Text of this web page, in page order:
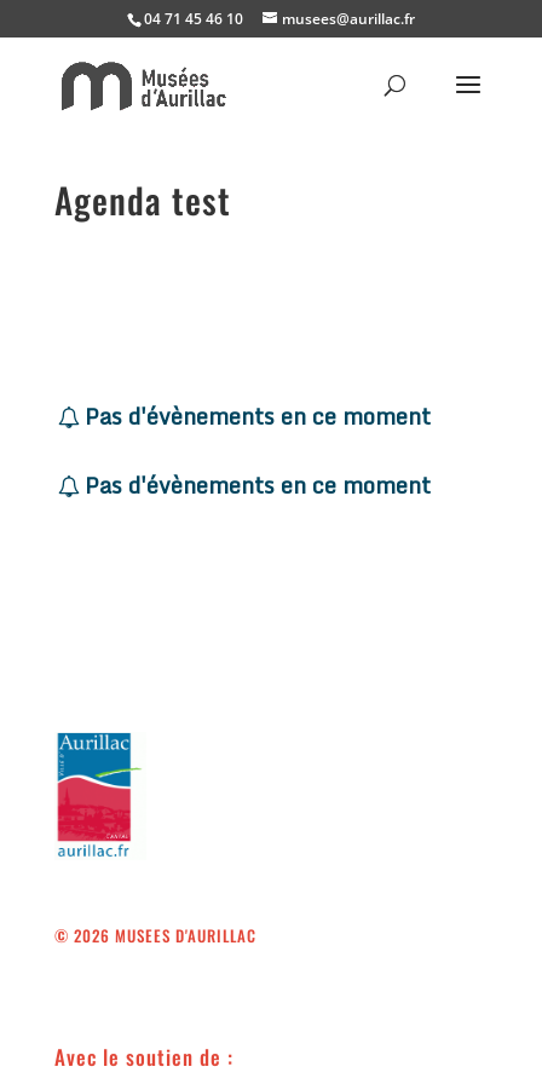
04 71 45 46 10 musees@aurillac.fr
Agenda test
Pas d'évènements en ce moment
Pas d'évènements en ce moment
© 2026 MUSEES D'AURILLAC
Avec le soutien de :